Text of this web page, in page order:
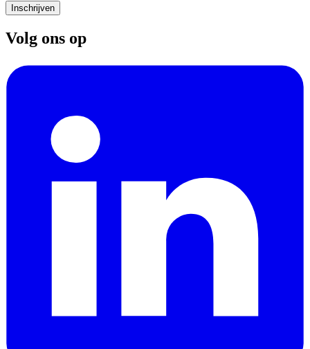
Inschrijven
Volg ons op